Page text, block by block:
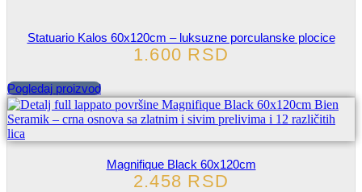
Statuario Kalos 60x120cm – luksuzne porculanske plocice
1.600 RSD
Pogledaj proizvod
Magnifique Black 60x120cm
2.458 RSD